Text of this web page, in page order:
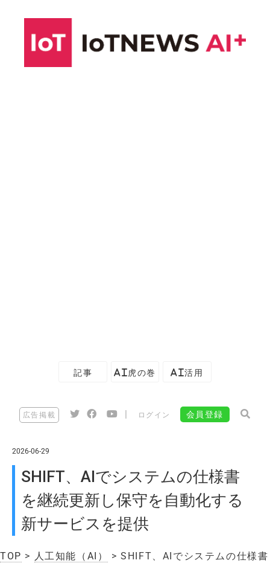
記事 AI虎の巻 AI活用
広告掲載 ログイン 会員登録
2026-06-29
SHIFT、AIでシステムの仕様書
を継続更新し保守を自動化する
新サービスを提供
TOP > 人工知能（AI）
> SHIFT、AIでシステムの仕様書